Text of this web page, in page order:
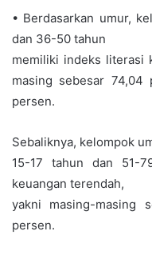
• Berdasarkan umur,
dan 36-50 tahun
memiliki indeks literasi
masing sebesar
persen.
Sebaliknya, kelompok
15-17 tahun dan 51-
keuangan terendah,
yakni masing-masing
persen.